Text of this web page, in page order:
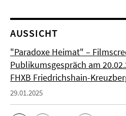
AUSSICHT
"Paradoxe Heimat" –
Publikumsgespräch am
FHXB Friedrichshain-
29.01.2025